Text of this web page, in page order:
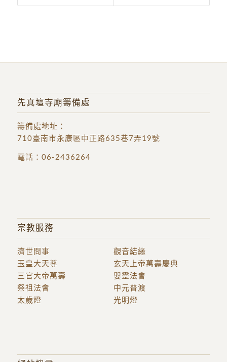
先真壇寺廟籌備處
籌備處地址 ：
710臺南市永康區中正路635巷7弄19號
電話： 06-2436264
宗教服務
濟世問事
觀音結緣
玉皇大天尊
三官大帝萬壽
玄天上帝萬壽慶典
嬰靈法會
祭祖法會
中元普渡
太歲燈
光明燈